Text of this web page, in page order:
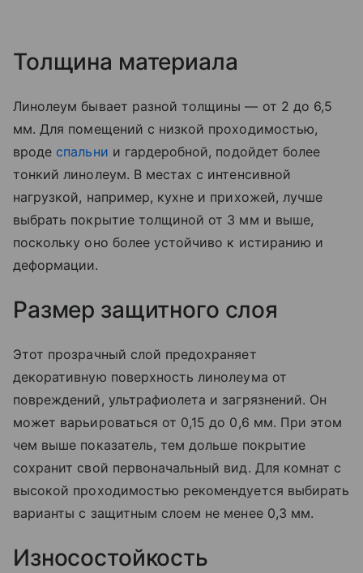
Толщина материала
Линолеум бывает разной толщины — от 2 до 6,5
мм. Для помещений с низкой проходимостью,
вроде спальни и гардеробной, подойдет более
тонкий линолеум. В местах с интенсивной
нагрузкой, например, кухне и прихожей, лучше
выбрать покрытие толщиной от 3 мм и выше,
поскольку оно более устойчиво к истиранию и
деформации.
Размер защитного слоя
Этот прозрачный слой предохраняет
декоративную поверхность линолеума от
повреждений, ультрафиолета и загрязнений. Он
может варьироваться от 0,15 до 0,6 мм. При этом
чем выше показатель, тем дольше покрытие
сохранит свой первоначальный вид. Для комнат с
высокой проходимостью рекомендуется выбирать
варианты с защитным слоем не менее 0,3 мм.
Износостойкость